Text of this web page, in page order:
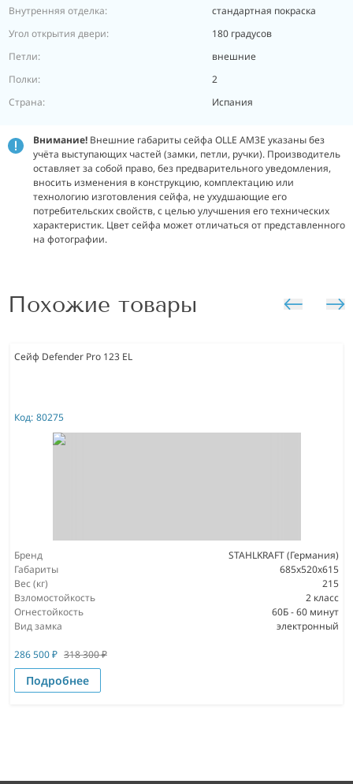
Внутренняя отделка:
стандартная покраска
Угол открытия двери:
180 градусов
Петли:
внешние
Полки:
2
Страна:
Испания
Внимание! Внешние габариты сейфа OLLE AM3E указаны без
учёта выступающих частей (замки, петли, ручки). Производитель
оставляет за собой право, без предварительного уведомления,
вносить изменения в конструкцию, комплектацию или
технологию изготовления сейфа, не ухудшающие его
потребительских свойств, с целью улучшения его технических
характеристик. Цвет сейфа может отличаться от представленного
на фотографии.
Похожие товары
Сейф Defender Pro 123 EL
Код: 80275
Бренд
STAHLKRAFT (Германия)
Габариты
685x520x615
Вес (кг)
215
Взломостойкость
2 класс
Огнестойкость
60Б - 60 минут
Вид замка
электронный
286 500₽ 318 300₽
Подробнее